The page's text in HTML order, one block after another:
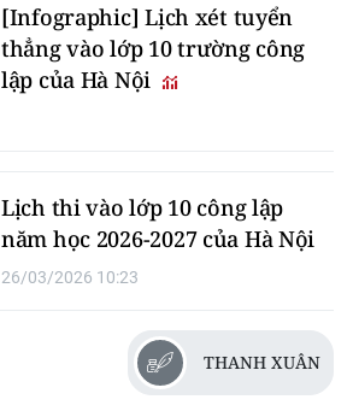
[Infographic] Lịch xét tuyển
thẳng vào lớp 10 trường công
lập của Hà Nội
Lịch thi vào lớp 10 công lập
năm học 2026-2027 của Hà Nội
26/03/2026 10:23
THANH XUÂN